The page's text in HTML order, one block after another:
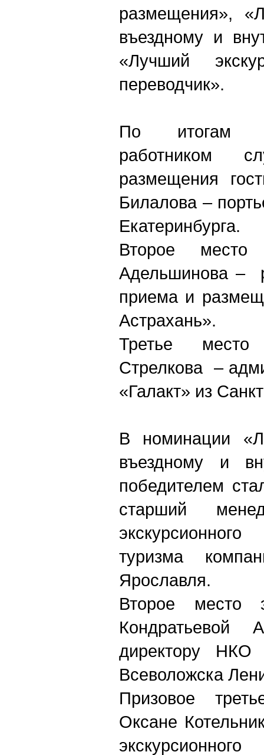
размещения»,
въездному и
«Лучший
переводчик».
По итогам
работником
размещения
Билалова ‒
Екатеринбурга.
Второе место
Адельшинова ‒
приема и
Астрахань».
Третье место
Стрелкова ‒
«Галакт» из
В номинации
въездному и
победителем
старший
туризма
Ярославля.
Второе место
директору
Всеволожска
Призовое
Оксане